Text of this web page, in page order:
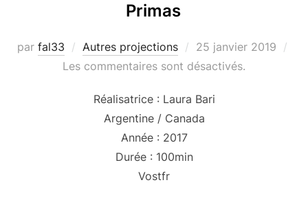
Primas
par fal33 Autres projections
Publié
le
25 janvier 2019
Les commentaires sont désactivés.
Réalisatrice : Laura Bari
Argentine / Canada
Année : 2017
Durée : 100min
Vostfr